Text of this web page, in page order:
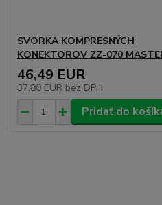
SVORKA KOMPRESNÝCH
KONEKTOROV ZZ-070
46,49 EUR
37,80 EUR bez DPH
Pridať do